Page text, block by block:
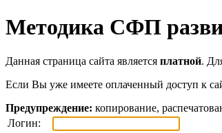
Методика СФП
Данная страница сайта является платной.
Если Вы уже имеете оплаченный доступ к
Предупреждение: копирование,
Логин: